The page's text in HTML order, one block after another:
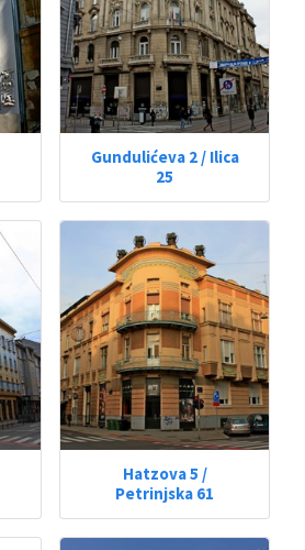
Gundulićeva 2 / Ilica
25
Hatzova 5 /
Petrinjska 61